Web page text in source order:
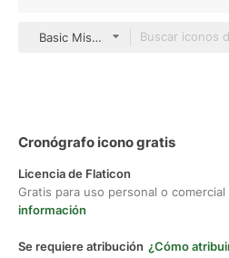
Basic Miscellany Flat
Cronógrafo icono gratis
Licencia de Flaticon
Gratis para uso personal o
información
Se requiere atribución ¿Cómo